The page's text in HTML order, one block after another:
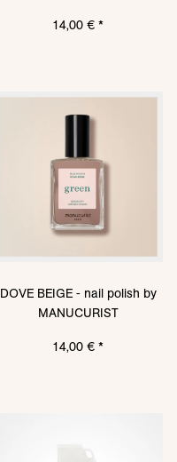
14,00 € *
DOVE BEIGE - nail polish by
MANUCURIST
14,00 € *